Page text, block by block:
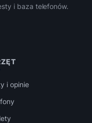
i baza telefonów.
i opinie